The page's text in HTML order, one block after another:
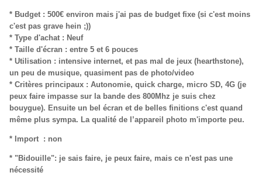
* Budget : 500€ environ mais j'ai pas de budget fixe (si c'est moins
c'est pas grave hein ;))
* Type d'achat : Neuf
* Taille d'écran : entre 5 et 6 pouces
* Utilisation : intensive internet, et pas mal de jeux (hearthstone),
un peu de musique, quasiment pas de photo/video
* Critères principaux : Autonomie, quick charge, micro SD, 4G (je
peux faire impasse sur la bande des 800Mhz je suis chez
bouygue). Ensuite un bel écran et de belles finitions c'est quand
même plus sympa. La qualité de l’appareil photo m'importe peu.
* Import : non
* "Bidouille": je sais faire, je peux faire, mais ce n'est pas une
nécessité